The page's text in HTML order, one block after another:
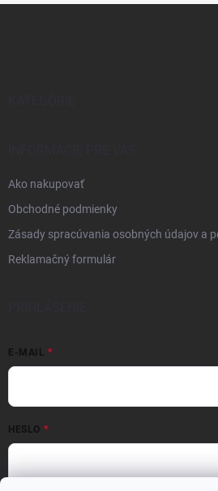
Ako nakupovať
Obchodné podmienky
Zásady spracúvania osobných údajov a
Reklamačný formulár
E-MAIL
HESLO